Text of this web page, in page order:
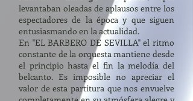
levantaban oleadas de aplausos entre los
espectadores de la época y que siguen
entusiasmando en la actualidad.
En "EL BARBERO DE SEVILLA" el ritmo
constante de la orquesta mantiene desde
el principio hasta el fin la melodía del
belcanto. Es imposible no apreciar el
valor de esta partitura que nos envuelve